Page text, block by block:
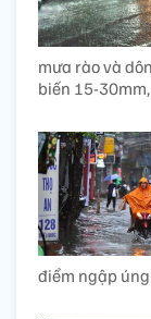
mưa rào và
biến 15-
điểm ngập